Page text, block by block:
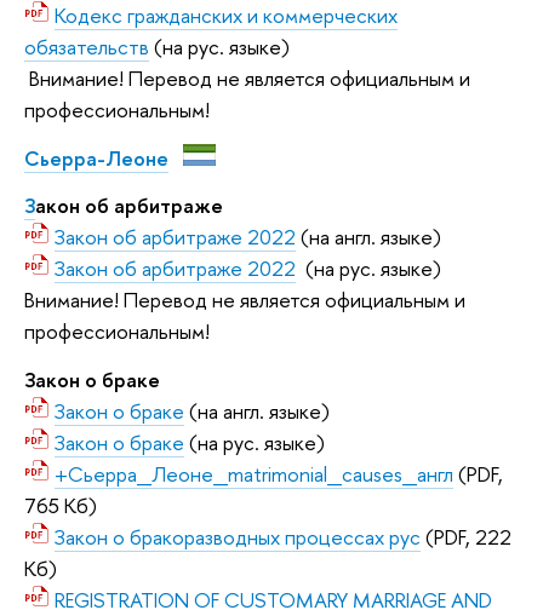
Кодекс гражданских и коммерческих
обязательств (на рус. языке)
Внимание! Перевод не является официальным и
профессиональным!
Сьерра-Леоне
Закон об арбитраже
Закон об арбитраже 2022 (на англ. языке)
Закон об арбитраже 2022 (на рус. языке)
Внимание! Перевод не является официальным и
профессиональным!
Закон о браке
Закон о браке (на англ. языке)
Закон о браке (на рус. языке)
+Сьерра_Леоне_matrimonial_causes_англ (PDF,
765 Кб)
Закон о бракоразводных процессах рус (PDF, 222
Кб)
REGISTRATION OF CUSTOMARY MARRIAGE AND